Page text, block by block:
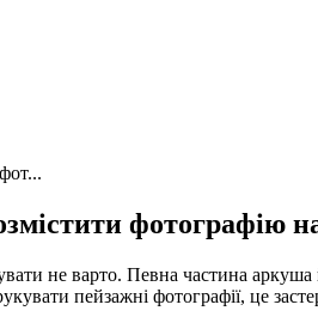
фотографію
не варто. Певна частина
пейзажні фотографії, це